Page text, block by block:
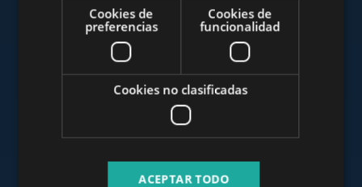
www.mybudapesthome.com
www.budapestluxuryapartments.hu
Cookies de
preferencias
Cookies de
funcionalidad
Cookies no clasificadas
ACEPTAR TODO